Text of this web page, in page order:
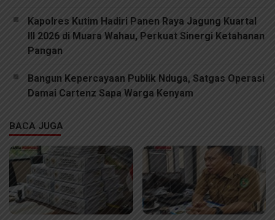
Kapolres Kutim Hadiri Panen Raya Jagung Kuartal
III 2026 di Muara Wahau, Perkuat Sinergi Ketahanan
Pangan
Bangun Kepercayaan Publik Nduga, Satgas Operasi
Damai Cartenz Sapa Warga Kenyam
BACA JUGA